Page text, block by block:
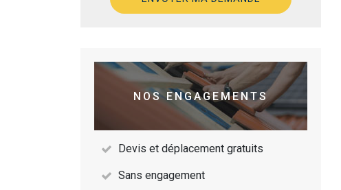
NOS ENGAGEMENTS
Devis et déplacement gratuits
Sans engagement